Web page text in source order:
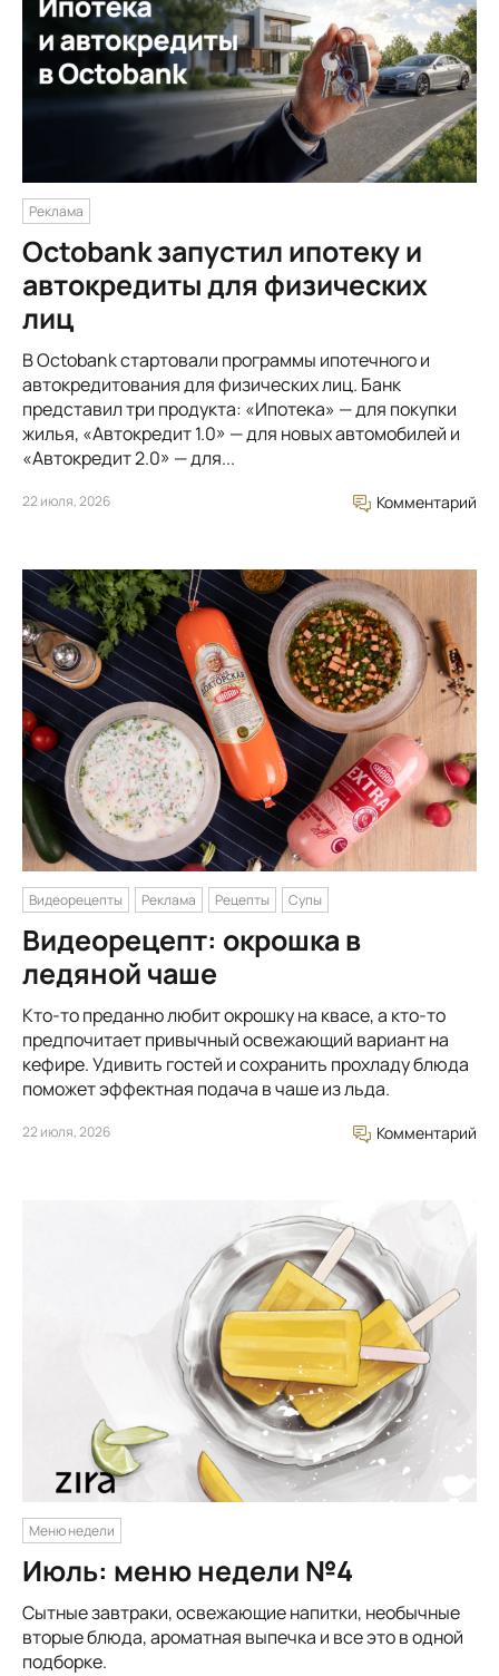
Реклама
Octobank запустил ипотеку и
автокредиты для физических
лиц
В Octobank стартовали программы ипотечного и
автокредитования для физических лиц. Банк
представил три продукта: «Ипотека» — для покупки
жилья, «Автокредит 1.0» — для новых автомобилей и
«Автокредит 2.0» — для...
22 июля, 2026 Комментарий
Видеорецепты Реклама Рецепты Супы
Видеорецепт: окрошка в
ледяной чаше
Кто-то преданно любит окрошку на квасе, а кто-то
предпочитает привычный освежающий вариант на
кефире. Удивить гостей и сохранить прохладу блюда
поможет эффектная подача в чаше из льда.
22 июля, 2026 Комментарий
Меню недели
Июль: меню недели №4
Сытные завтраки, освежающие напитки, необычные
вторые блюда, ароматная выпечка и все это в одной
подборке.